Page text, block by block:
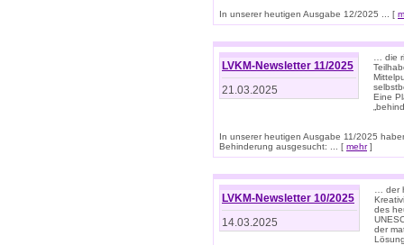
In unserer heutigen Ausgabe 12/2025 ... [
LVKM-Newsletter 11/2025
21.03.2025
… die
Eine
In unserer heutigen Ausgabe 11/2025
Behinderung ausgesucht: ... [ mehr]
LVKM-Newsletter 10/2025
14.03.2025
… der
des
der